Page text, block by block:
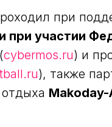
при
при участии
(cybermos.ru) и
), также